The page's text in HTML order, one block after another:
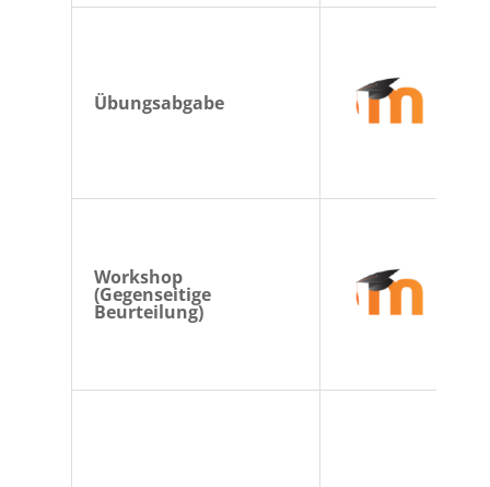
Übungsabgabe
Workshop
(Gegenseitige
Beurteilung)